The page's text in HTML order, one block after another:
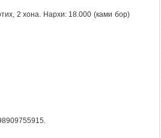
2 хона. Нархи: 18.000 (ками бор)